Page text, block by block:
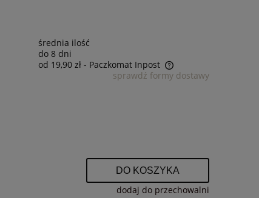
średnia ilość
do 8 dni
od 19,90 zł - Paczkomat Inpost
sprawdź formy dostawy
DO KOSZYKA
dodaj do przechowalni